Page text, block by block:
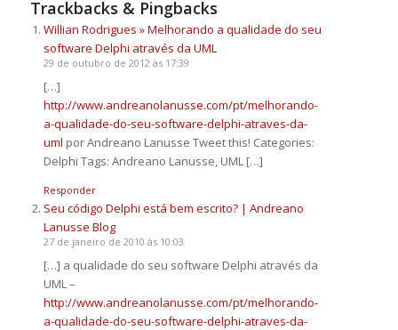
Trackbacks & Pingbacks
Willian Rodrigues » Melhorando a qualidade do seu
software Delphi através da UML
29 de outubro de 2012 às 17:39
[…]
http://www.andreanolanusse.com/pt/melhorando-
a-qualidade-do-seu-software-delphi-atraves-da-
uml por Andreano Lanusse Tweet this! Categories:
Delphi Tags: Andreano Lanusse, UML […]
Responder
Seu código Delphi está bem escrito? | Andreano
Lanusse Blog
27 de janeiro de 2010 às 10:03
[…] a qualidade do seu software Delphi através da
UML –
http://www.andreanolanusse.com/pt/melhorando-
a-qualidade-do-seu-software-delphi-atraves-da-